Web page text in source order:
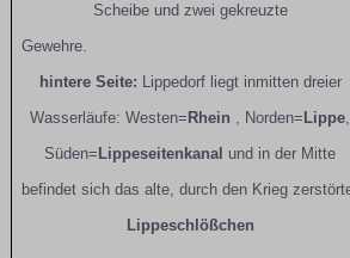
Scheibe und zwei gekreuzte
Gewehre.
hintere Seite: Lippedorf liegt inmitten dreier
Wasserläufe: Westen= Rhein , Norden= Lippe,
Süden= Lippeseitenkanal und in der Mitte
befindet sich das alte, durch den Krieg
Lippeschlößchen